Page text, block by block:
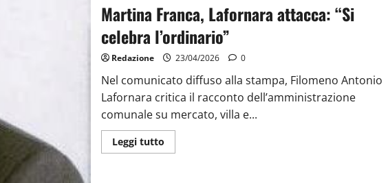
Martina Franca, Lafornara attacca: “Si
celebra l’ordinario”
Redazione 23/04/2026 0
Nel comunicato diffuso alla stampa, Filomeno Antonio
Lafornara critica il racconto dell’amministrazione
comunale su mercato, villa e...
Leggi tutto